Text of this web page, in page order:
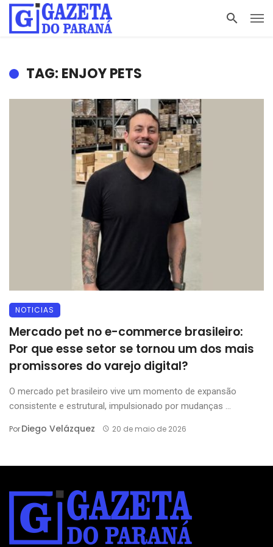
TAG: ENJOY PETS
NOTICIAS
Mercado pet no e-commerce brasileiro:
Por que esse setor se tornou um dos mais
promissores do varejo digital?
O mercado pet brasileiro vive um momento de expansão
consistente e estrutural, impulsionado por mudanças ...
PorDiego Velázquez 20 de maio de 2026